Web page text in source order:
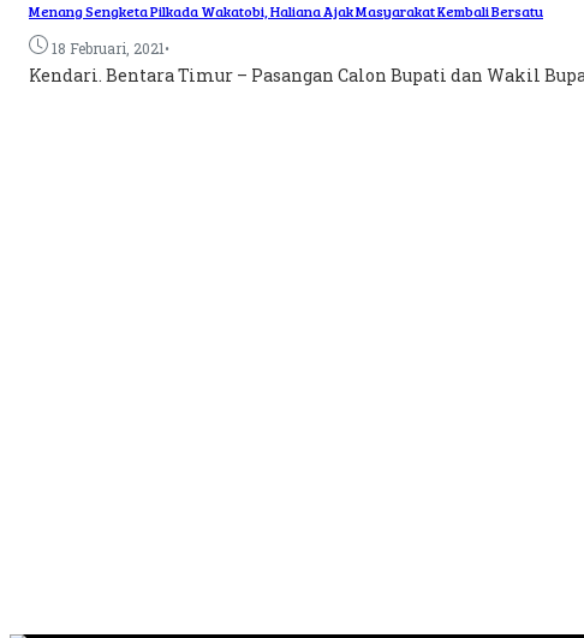
Menang Sengketa Pilkada Wakatobi, Haliana Ajak Masyarakat Kembali Bersatu
18 Februari, 2021•
Kendari. Bentara Timur – Pasangan Calon Bupati dan Wakil